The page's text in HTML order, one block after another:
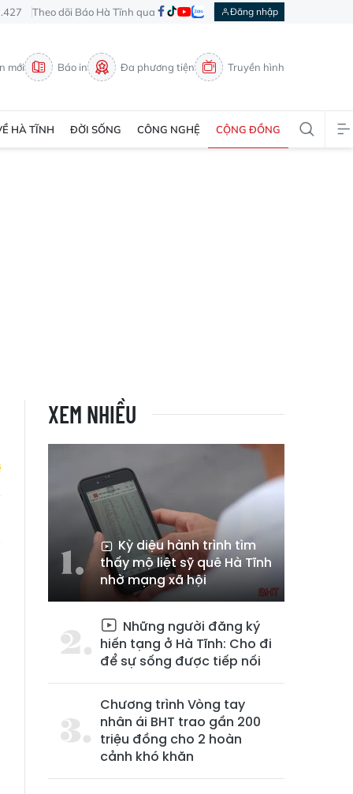
Theo dõi Báo Hà Tĩnh qua Đăng nhập
mới Báo in Đa phương tiện Truyền hình
HÀ TĨNH ĐỜI SỐNG CÔNG NGHỆ CỘNG ĐỒNG
XEM NHIỀU
Kỳ diệu hành trình tìm
thấy mộ liệt sỹ quê Hà Tĩnh
nhờ mạng xã hội
Những người đăng ký
hiến tạng ở Hà Tĩnh: Cho đi
để sự sống được tiếp nối
Chương trình Vòng tay
nhân ái BHT trao gần 200
triệu đồng cho 2 hoàn
cảnh khó khăn